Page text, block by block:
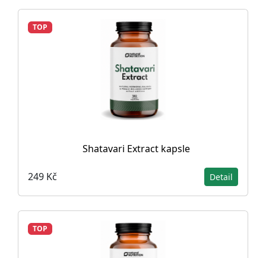
TOP
Shatavari Extract kapsle
249 Kč Detail
TOP